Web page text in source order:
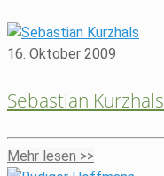
16. Oktober 2009
Sebastian Kurzhals
Mehr lesen >>